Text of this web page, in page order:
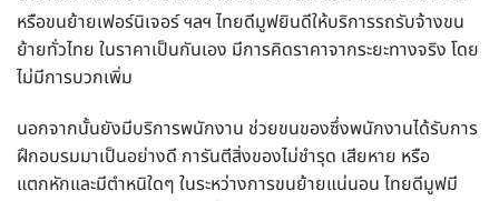
หรือขนย้ายเฟอร์นิเจอร์ ฯลฯ ไทยดีมูฟยินดีให้บริการรถรับจ้างขน
ย้ายทั่วไทย ในราคาเป็นกันเอง มีการคิดราคาจากระยะทางจริง โดย
ไม่มีการบวกเพิ่ม
นอกจากนั้นยังมีบริการพนักงาน ช่วยขนของซึ่งพนักงานได้รับการ
ฝึกอบรมมาเป็นอย่างดี การันตีสิ่งของไม่ชำรุด เสียหาย หรือ
แตกหักและมีตำหนิใดๆ ในระหว่างการขนย้ายแน่นอน ไทยดีมูฟมี